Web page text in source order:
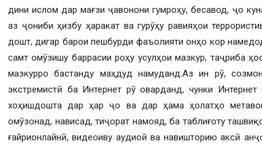
дини ислом дар мағзи ҷавонони гумроҳу, бесавод, ҷо
аз ҷониби ҳизбу ҳаракат ва гурӯҳу равияҳои
дошт, дигар барои пешбурди фаъолияти онҳо кор
самт омӯзишу баррасии роҳу усулҳои мазкур, таҷриба
мазкурро бастанду маҳдуд намуданд.Аз ин рӯ,
экстремистӣ ба Интернет рӯ оварданд, чунки
хоҳишдошта дар ҳар ҷо ва дар ҳама ҳолатҳо
омӯзонад, нависад, тиҷорат намояд, ба таблиғоту
ғайрионлайнӣ, видеоиву аудиоӣ ва навишторию аксӣ